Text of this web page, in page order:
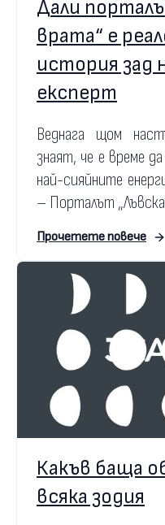
Дали
врата“ е
история зад
експерт
Веднага щом
знаят, че е време
най-сияйните
– Порталът
Прочетете повече
Какъв баща
всяка зодия